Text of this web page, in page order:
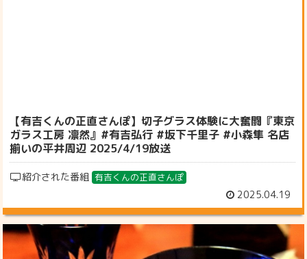
【有吉くんの正直さんぽ】切子グラス体験に大奮闘『東京
ガラス工房 凛然』#有吉弘行 #坂下千里子 #小森隼 名店
揃いの平井周辺 2025/4/19放送
紹介された番組 有吉くんの正直さんぽ
2025.04.19